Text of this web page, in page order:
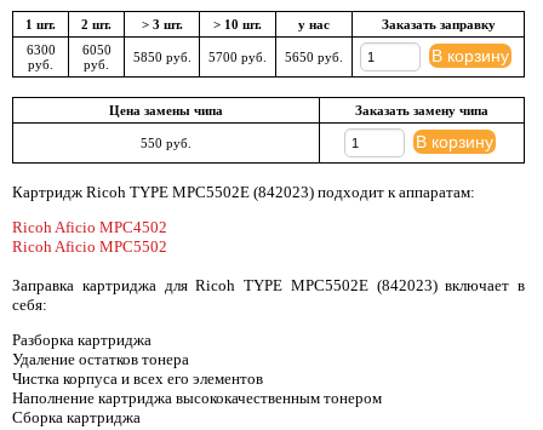
1 шт. 2 шт. > 3 шт. > 10 шт. у нас
Заказать заправку
6300
руб.
6050
руб.
5850 руб. 5700 руб. 5650 руб. В корзину
Цена замены чипа Заказать замену чипа
550 руб. В корзину
Картридж Ricoh TYPE MPC5502E (842023) подходит к аппаратам:
Ricoh Aficio MPC4502
Ricoh Aficio MPC5502
Заправка картриджа для Ricoh TYPE MPC5502E (842023) включает в
себя:
Разборка картриджа
Удаление остатков тонера
Чистка корпуса и всех его элементов
Наполнение картриджа высококачественным тонером
Сборка картриджа